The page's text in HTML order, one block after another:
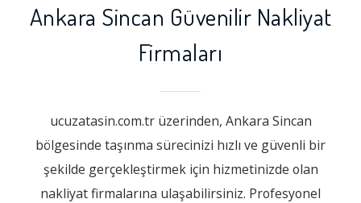
Ankara Sincan Güvenilir Nakliyat
Firmaları
ucuzatasin.com.tr üzerinden, Ankara Sincan
bölgesinde taşınma sürecinizi hızlı ve güvenli bir
şekilde gerçekleştirmek için hizmetinizde olan
nakliyat firmalarına ulaşabilirsiniz. Profesyonel